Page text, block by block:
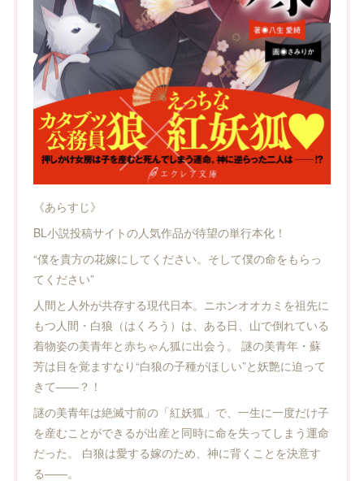
《あらすじ》
BL小説投稿サイトの人気作品が待望の単行本化！
“僕を貴方の花嫁にしてください。そして僕の命をもらっ
てください”
人間と人外が共存する現代日本。ニホンオオカミを祖先に
もつ人間・白狼（はくろう）は、ある日、山で倒れている
着物姿の美青年と赤ちゃん狐に出会う。 謎の美青年・蘇
芳は目を覚ますなり“白狼の子種がほしい”と妖艶に迫って
きて――？！
謎の美青年は絶滅寸前の「紅妖狐」で、一生に一度だけ子
を産むことができるが出産と同時に命を失ってしまう運命
だった。 白狼は愛する嫁のため、神に背くことを決意す
る――。